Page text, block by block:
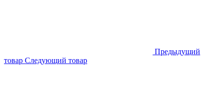
Предыдущий
товар Следующий товар